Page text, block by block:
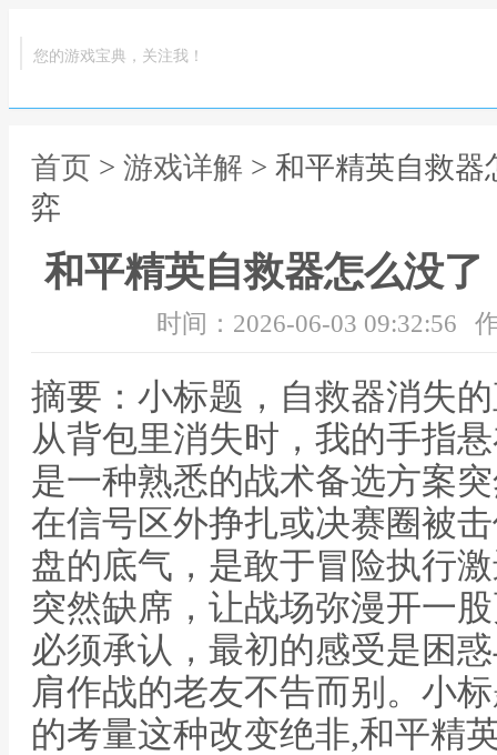
您的游戏宝典，关注我！
首页 > 游戏详解 > 和平精英自救
弈
和平精英自救器怎么没
时间：2026-06-03 09:32:56
摘要：小标题，自救器消失
从背包里消失时，我的手指
是一种熟悉的战术备选方案
在信号区外挣扎或决赛圈被
盘的底气，是敢于冒险执行
突然缺席，让战场弥漫开一
必须承认，最初的感受是困
肩作战的老友不告而别。小
的考量这种改变绝非,和平精